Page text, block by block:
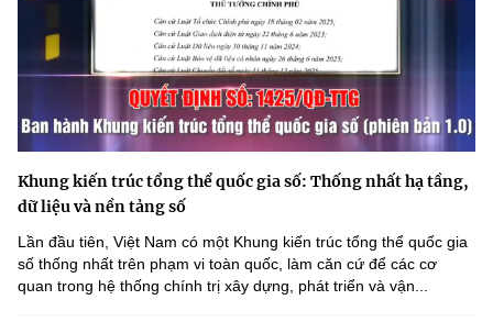
Khung kiến trúc tổng thể quốc gia số: Thống nhất hạ tầng,
dữ liệu và nền tảng số
Lần đầu tiên, Việt Nam có một Khung kiến trúc tổng thể quốc gia
số thống nhất trên phạm vi toàn quốc, làm căn cứ để các cơ
quan trong hệ thống chính trị xây dựng, phát triển và vận...